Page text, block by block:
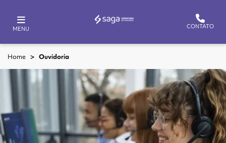
MENU CONTATO
Home Ouvidoria